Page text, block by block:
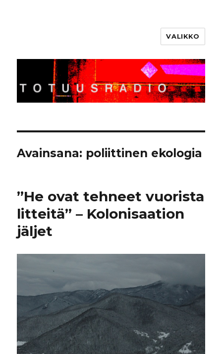
VALIKKO
Avainsana: poliittinen ekologia
”He ovat tehneet vuorista
litteitä” – Kolonisaation
jäljet